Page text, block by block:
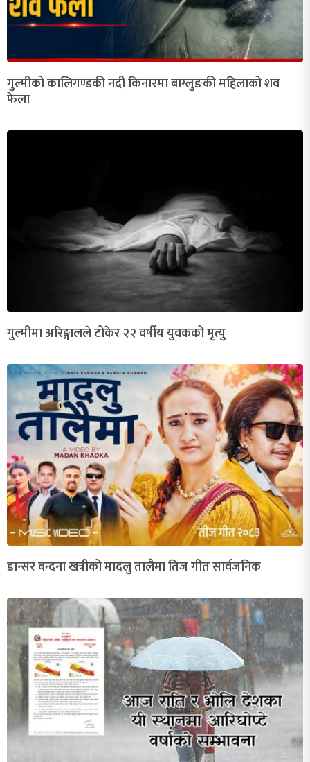
गुल्मीको कालिगण्डकी नदी किनारमा बाग्लुङकी महिलाको शव
फेला
गुल्मीमा अरिङ्गालले टोकेर २२ वर्षीय युवकको मृत्यु
डान्सर बन्दना खत्रीको मादलु तालैमा तिज गीत सार्वजनिक